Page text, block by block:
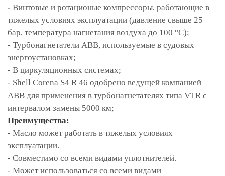
- Винтовые и ротационые компрессоры, работающие в
тяжелых условиях эксплуатации (давление свыше 25
бар, температура нагнетания воздуха до 100 °С);
- Турбонагнетатели ABB, используемые в судовых
энергоустановках;
- В циркуляционных системах;
- Shell Corena S4 R 46 одобрено ведущей компанией
ABB для применения в турбонагнетателях типа VTR с
интервалом замены 5000 км;
Преимущества:
- Масло может работать в тяжелых условиях
эксплуатации.
- Совместимо со всеми видами уплотнителей.
- Может использоваться со всеми видами